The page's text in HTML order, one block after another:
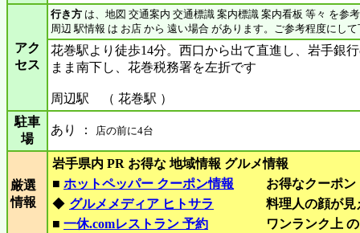
アク
セス
行き方 は、地図 交通案内 交通標識 案内標識 案内看板 等々 を参
周辺 駅情報 は お店 から 遠い場合 があります。ご参考程度にし
花巻駅より徒歩14分。西口から出て直進し、岩手銀
まま南下し、花巻税務署を左折です
周辺駅 （ 花巻駅 ）
駐車
場
あり ： 店の前に4台
厳選
情報
岩手県内 PR お得な 地域情報 グルメ情報
■ ホットペッパー クーポン情報
お得なクーポ
◆ グルメメディア ヒトサラ
料理人の顔が
■ 一休.comレストラン 予約 ワンランク上